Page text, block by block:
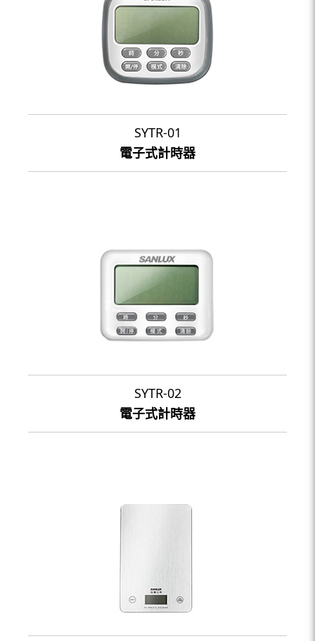
SYTR-01
電子式計時器
SYTR-02
電子式計時器